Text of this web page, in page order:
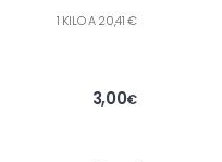
1 KILO A 20,41 €
3,00€